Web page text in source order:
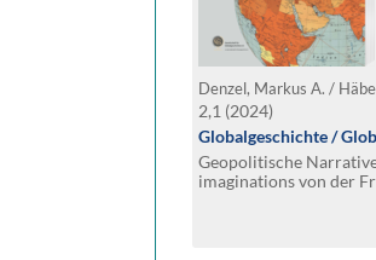
2,1 (2024)
Globalgeschichte /
Geopolitische
imaginations von der